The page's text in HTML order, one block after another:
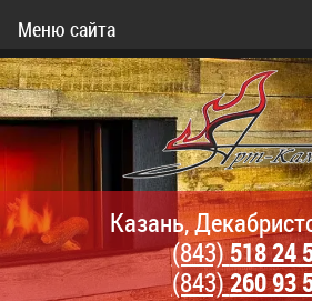
Меню сайта
Казань,
(843)518 24
(843)260 93